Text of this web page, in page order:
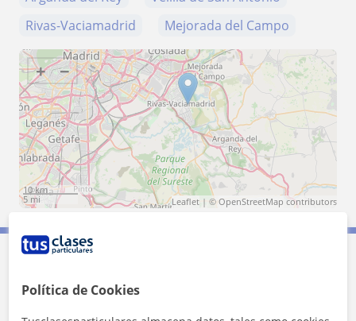
Rivas-Vaciamadrid
Mejorada del Campo
+ −
10 km
5 mi
Leaflet | © OpenStreetMap contributors
Política de Cookies